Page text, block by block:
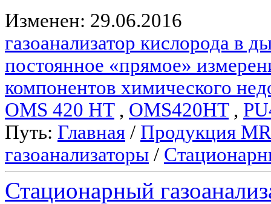
Изменен: 29.06.2016
газоанализатор кислорода в
постоянное «прямое»
компонентов химического
OMS 420 HT, OMS420HT,
Путь: Главная / Продукция
газоанализаторы /
Стационарный